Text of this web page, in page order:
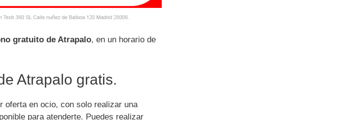
gratuito de Atrapalo, en un horario de
Atrapalo gratis.
oferta en ocio, con solo realizar una
para atenderte. Puedes realizar